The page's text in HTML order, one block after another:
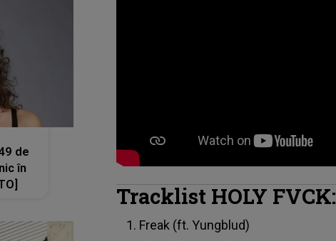
Tracklist HOLY FVCK:
Freak (ft. Yungblud)
de
în